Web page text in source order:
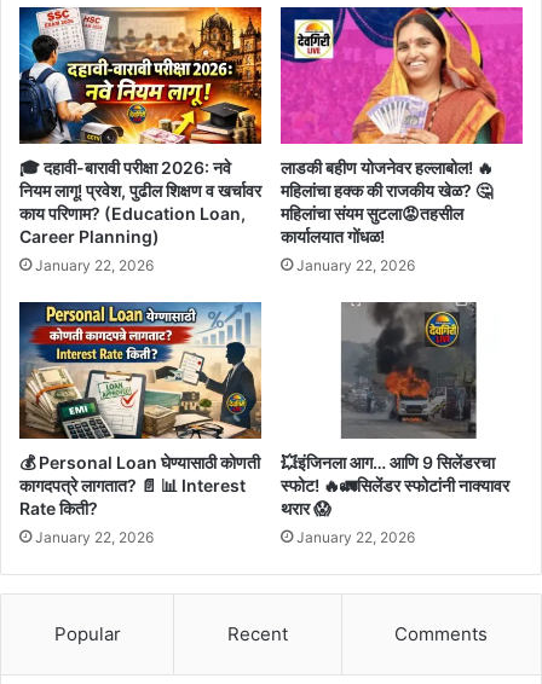
🎓 दहावी-बारावी परीक्षा 2026: नवे
नियम लागू! प्रवेश, पुढील शिक्षण व खर्चावर
काय परिणाम? (Education Loan,
Career Planning)
January 22, 2026
लाडकी बहीण योजनेवर हल्लाबोल! 🔥
महिलांचा हक्क की राजकीय खेळ? 🤔
महिलांचा संयम सुटला😡तहसील
कार्यालयात गोंधळ!
January 22, 2026
💰 Personal Loan घेण्यासाठी कोणती
कागदपत्रे लागतात? 📄 📊 Interest
Rate किती?
January 22, 2026
💥इंजिनला आग… आणि 9 सिलेंडरचा
स्फोट! 🔥🚛सिलेंडर स्फोटांनी नाक्यावर
थरार 😱
January 22, 2026
Popular Recent Comments